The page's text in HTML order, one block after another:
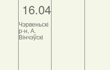
16.04
Чэрвеньскі
р-н, А.
Вінчэўскі